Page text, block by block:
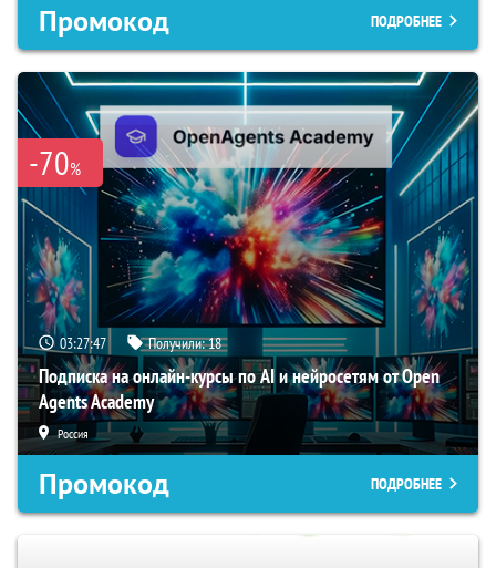
Промокод ПОДРОБНЕЕ
-70%
03:27:46 Получили:18
Подписка на онлайн-курсы по AI и нейросетям от Open
Agents Academy
Россия
Промокод ПОДРОБНЕЕ